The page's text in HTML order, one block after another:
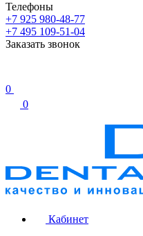
Телефоны
+7 925 980-48-77
+7 495 109-51-04
Заказать звонок
0
0
Кабинет